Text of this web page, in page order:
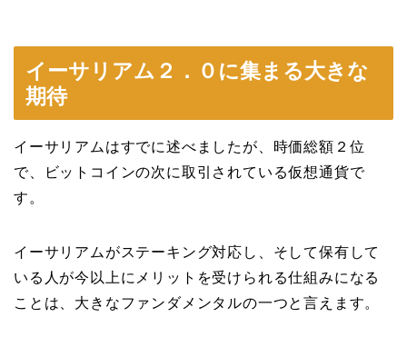
イーサリアム２．０に集まる大きな
期待
イーサリアムはすでに述べましたが、時価総額２位
で、ビットコインの次に取引されている仮想通貨で
す。
イーサリアムがステーキング対応し、そして保有して
いる人が今以上にメリットを受けられる仕組みになる
ことは、大きなファンダメンタルの一つと言えます。